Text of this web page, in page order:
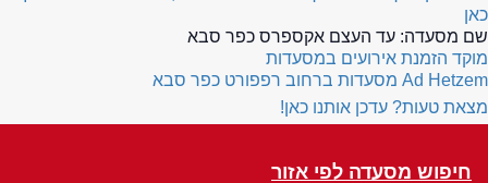
כאן
שם מסעדה: עד העצם אקספרס כפר סבא
מוקד הזמנת אירועים במסעדות
Ad Hetzem מסעדות ברחוב רפפורט כפר סבא
מצאת טעות? עדכן אותנו כאן!
חיפוש מסעדה לפי אזור